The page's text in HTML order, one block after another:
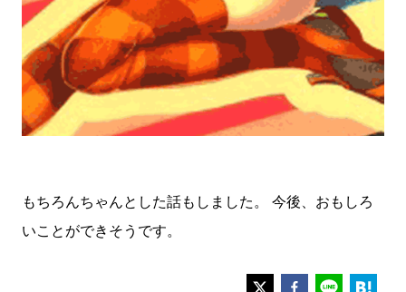
もちろんちゃんとした話もしました。 今後、おもしろ
いことができそうです。